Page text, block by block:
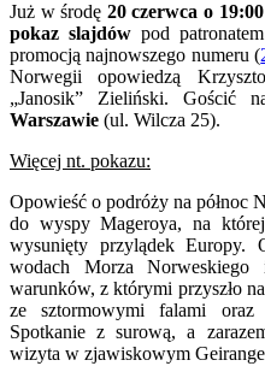
Już w środę 20 czerwca o 19:00
pokaz slajdów pod
promocją najnowszego numeru (
Norwegii opowiedzą
„Janosik” Zieliński. Gościć
Warszawie (ul. Wilcza 25).
Więcej nt. pokazu:
Opowieść o podróży na północ
do wyspy Mageroya, na
wysunięty przylądek Europy.
wodach Morza
warunków, z którymi przyszło
ze sztormowymi falami oraz
Spotkanie z surową, a
wizyta w zjawiskowym